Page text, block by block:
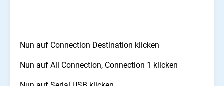
Nun auf Connection Destination klicken
Nun auf All Connection, Connection 1 klicken